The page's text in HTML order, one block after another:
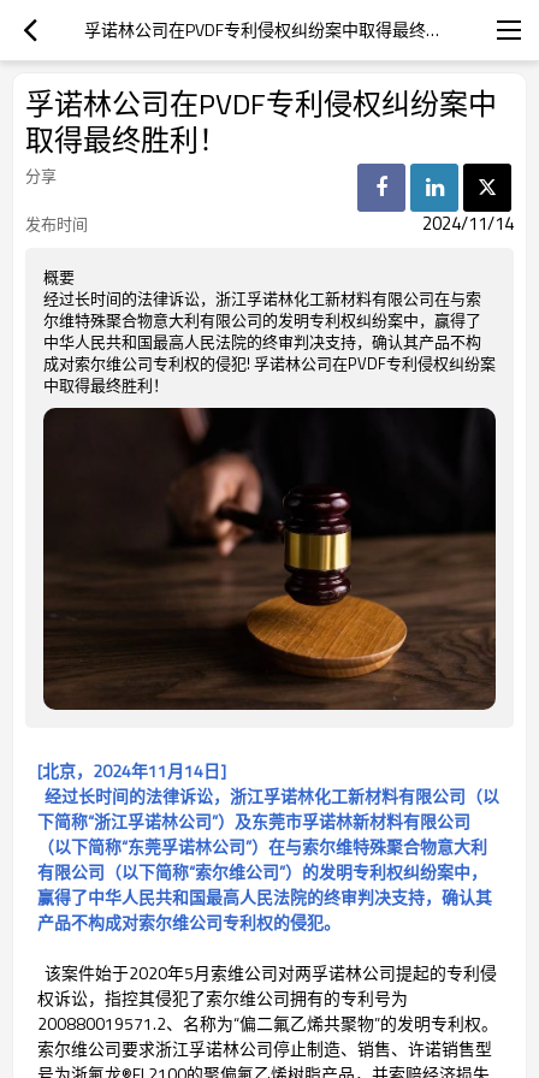
孚诺林公司在PVDF专利侵权纠纷案中取得最终胜利！
孚诺林公司在PVDF专利侵权纠纷案中
取得最终胜利！
分享
发布时间
2024/11/14
概要
经过长时间的法律诉讼，浙江孚诺林化工新材料有限公司在与索
尔维特殊聚合物意大利有限公司的发明专利权纠纷案中，赢得了
中华人民共和国最高人民法院的终审判决支持，确认其产品不构
成对索尔维公司专利权的侵犯! 孚诺林公司在PVDF专利侵权纠纷案
中取得最终胜利！
[北京，2024年11月14日]
经过长时间的法律诉讼，浙江孚诺林化工新材料有限公司（以
下简称“浙江孚诺林公司”）及东莞市孚诺林新材料有限公司
（以下简称“东莞孚诺林公司”）在与索尔维特殊聚合物意大利
有限公司（以下简称“索尔维公司”）的发明专利权纠纷案中，
赢得了中华人民共和国最高人民法院的终审判决支持，确认其
产品不构成对索尔维公司专利权的侵犯。
该案件始于2020年5月索维公司对两孚诺林公司提起的专利侵
权诉讼，指控其侵犯了索尔维公司拥有的专利号为
200880019571.2、名称为“偏二氟乙烯共聚物”的发明专利权。
索尔维公司要求浙江孚诺林公司停止制造、销售、许诺销售型